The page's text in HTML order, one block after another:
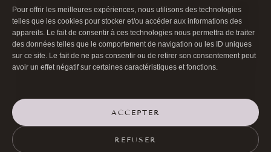
Pour offrir les meilleures expériences, nous utilisons des technologies
telles que les cookies pour stocker et/ou accéder aux informations des
appareils. Le fait de consentir à ces technologies nous permettra de traiter
des données telles que le comportement de navigation ou les ID uniques
sur ce site. Le fait de ne pas consentir ou de retirer son consentement peut
avoir un effet négatif sur certaines caractéristiques et fonctions.
ACCEPTER
REFUSER
Gestion des
complications
Protocoles établis, accès
aux structures hospitalières
si nécessaireansm.sante+1
pas de
FAQ LONGUE TRAÎNE :
FAKE INJECTORS PARIS,
INJECTIONS ILLÉGALES ET